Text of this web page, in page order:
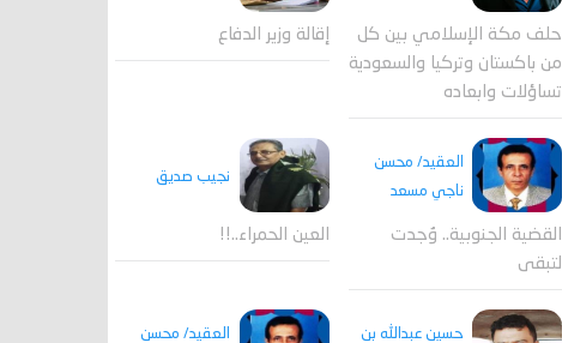
حلف مكة الإسلامي بين كل
من باكستان وتركيا والسعودية
تساؤلات وابعاده
إقالة وزير الدفاع
العقيد/ محسن
ناجي مسعد
القضية الجنوبية.. وُجدت
لتبقى
نجيب صديق
العين الحمراء..!!
حسين عبدالله بن
العقيد/ محسن